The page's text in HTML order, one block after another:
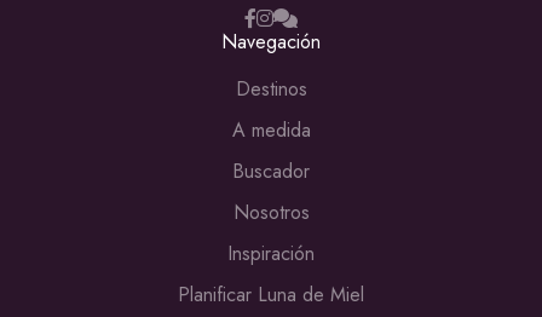
Navegación
Destinos
A medida
Buscador
Nosotros
Inspiración
Planificar Luna de Miel